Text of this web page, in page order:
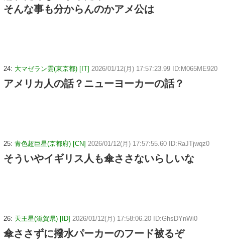
そんな事も分からんのかアメ公は
24: 大マゼラン雲(東京都) [IT] 2026/01/12(月) 17:57:23.99 ID:M065ME920
アメリカ人の話？ニューヨーカーの話？
25: 青色超巨星(京都府) [CN] 2026/01/12(月) 17:57:55.60 ID:RaJTjwqz0
そういやイギリス人も傘ささないらしいな
26: 天王星(滋賀県) [ID] 2026/01/12(月) 17:58:06.20 ID:GhsDYnWi0
傘ささずに撥水パーカーのフード被るぞ